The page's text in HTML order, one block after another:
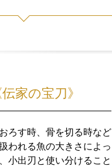
伝家の宝刀》
ろす時、骨を切る時など
われる魚の大きさによっ
小出刃と使い分けること